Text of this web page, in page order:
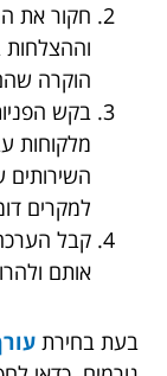
חקור את
הוקרה שהם
בקש
מלקוחות
למקרים
קבל
אותם
בעת בחירת